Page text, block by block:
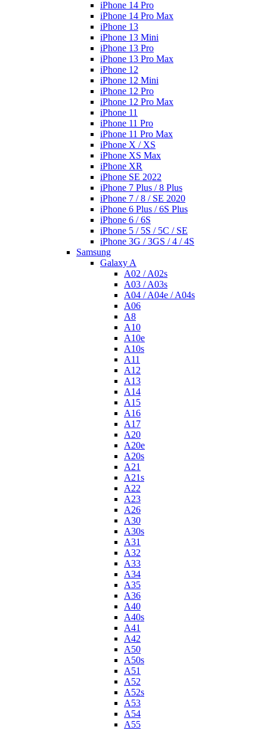
iPhone 14 Pro
iPhone 14 Pro Max
iPhone 13
iPhone 13 Mini
iPhone 13 Pro
iPhone 13 Pro Max
iPhone 12
iPhone 12 Mini
iPhone 12 Pro
iPhone 12 Pro Max
iPhone 11
iPhone 11 Pro
iPhone 11 Pro Max
iPhone X / XS
iPhone XS Max
iPhone XR
iPhone SE 2022
iPhone 7 Plus / 8 Plus
iPhone 7 / 8 / SE 2020
iPhone 6 Plus / 6S Plus
iPhone 6 / 6S
iPhone 5 / 5S / 5C / SE
iPhone 3G / 3GS / 4 / 4S
Samsung
Galaxy A
A02 / A02s
A03 / A03s
A04 / A04e / A04s
A06
A8
A10
A10e
A10s
A11
A12
A13
A14
A15
A16
A17
A20
A20e
A20s
A21
A21s
A22
A23
A26
A30
A30s
A31
A32
A33
A34
A35
A36
A40
A40s
A41
A42
A50
A50s
A51
A52
A52s
A53
A54
A55